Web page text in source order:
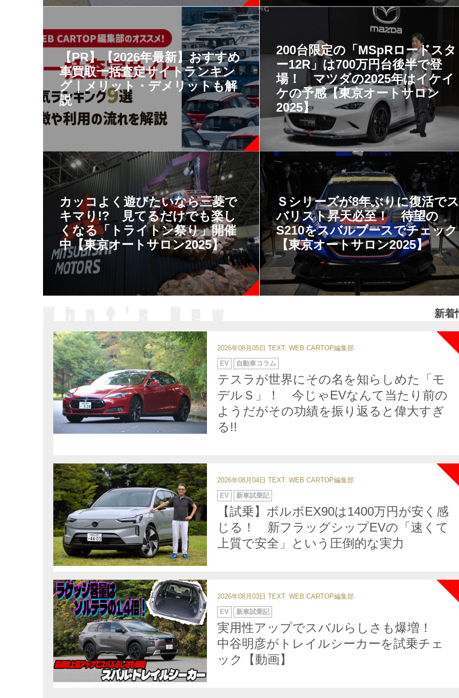
【PR】【2026年最新】おすすめ
車買取一括査定サイトランキン
グ｜メリット・デメリットも解
説
200台限定の「MSpRロードスタ
ー12R」は700万円台後半で登
場！ マツダの2025年はイケイ
ケの予感【東京オートサロン
2025】
カッコよく遊びたいなら三菱で
キマり!? 見てるだけでも楽し
くなる「トライトン祭り」開催
中【東京オートサロン2025】
Ｓシリーズが8年ぶりに復活でス
バリスト昇天必至！ 待望の
S210をスバルブースでチェック
【東京オートサロン2025】
新着
2026年08月05日 TEXT: WEB CARTOP編集部
テスラが世界にその名を知らしめた「モ
デルＳ」！ 今じゃEVなんて当たり前の
ようだがその功績を振り返ると偉大すぎ
る!!
カ
テ
リ
ー
EV 自動車コラム
2026年08月04日 TEXT: WEB CARTOP編集部
【試乗】ボルボEX90は1400万円が安く感
じる！ 新フラッグシップEVの「速くて
上質で安全」という圧倒的な実力
カ
テEV 新車試乗記
2026年08月03日 TEXT: WEB CARTOP編集部
実用性アップでスバルらしさも爆増！
中谷明彦がトレイルシーカーを試乗チェ
ック【動画】
カ
テ
ゴ
リ
ー
EV 新車試乗記